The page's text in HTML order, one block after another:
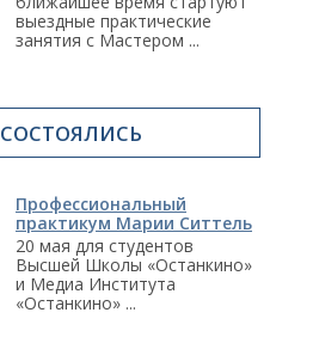
выездные практические
занятия с Мастером ...
СОСТОЯЛИСЬ
Профессиональный
практикум Марии Ситтель
20 мая для студентов
Высшей Школы «Останкино»
и Медиа Института
«Останкино» ...